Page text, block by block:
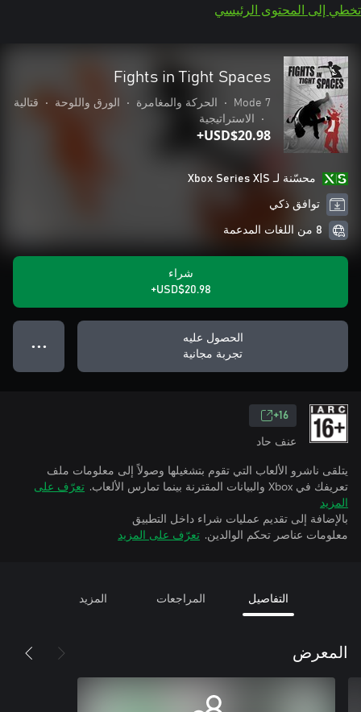
تخطي إلى المحتوى الرئيسي
Fights in Tight Spaces
Mode 7
• الحركة والمغامرة • الورق واللوحة •
قتالية
•
الاستراتيجية
USD$20.98+
محسّنة لـ Xbox Series X|S
توافق ذكي
8 من اللغات المدعمة
شراء
USD$20.98+
الحصول عليه
تجربة مجانية
● ● ●
16+
عنف حاد
يتلقى ناشرو الألعاب التي تقوم بتشغيلها وصولاً إلى معلومات ملف
تعريفك في Xbox والبيانات المقترنة بينما تمارس الألعاب.
تعرّف على
المزيد
بالإضافة إلى تقديم عمليات شراء داخل التطبيق
معلومات عناصر تحكم الوالدين. تعرّف على المزيد
التفاصيل المراجعات المزيد
المعرض